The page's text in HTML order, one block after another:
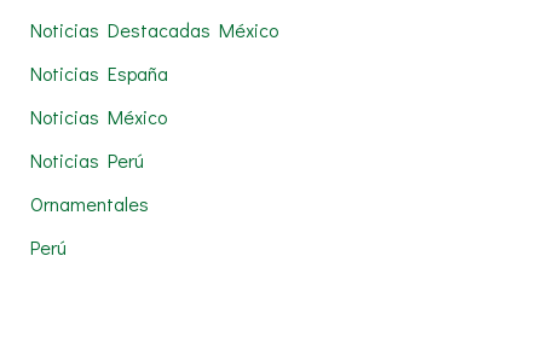
Noticias Destacadas México
Noticias España
Noticias México
Noticias Perú
Ornamentales
Perú